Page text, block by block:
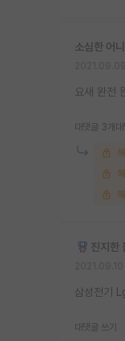
소심한 어
요새 완전
대댓글 3개
진지한
삼성전기
대댓글 쓰기